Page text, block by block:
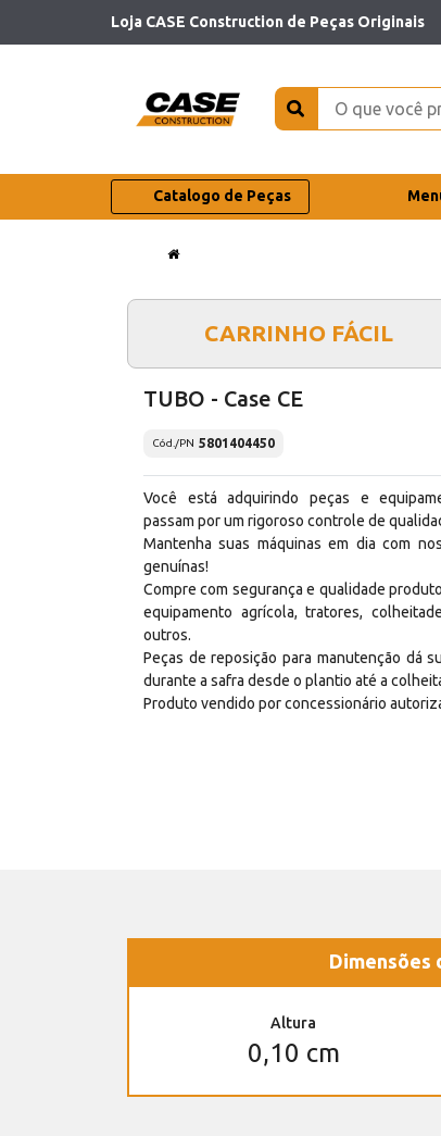
Loja CASE Construction de Peças Originais
Catalogo de Peças
CARRINHO FÁCIL
TUBO - Case CE
Cód./PN 5801404450
Você está adquirindo peças e
passam por um rigoroso controle de
Mantenha suas máquinas em dia com
genuínas!
Compre com segurança e qualidade
equipamento agrícola, tratores,
outros.
Peças de reposição para manutenção dá
durante a safra desde o plantio até a
Produto vendido por concessionário
Dimensões
Altura
0,10 cm